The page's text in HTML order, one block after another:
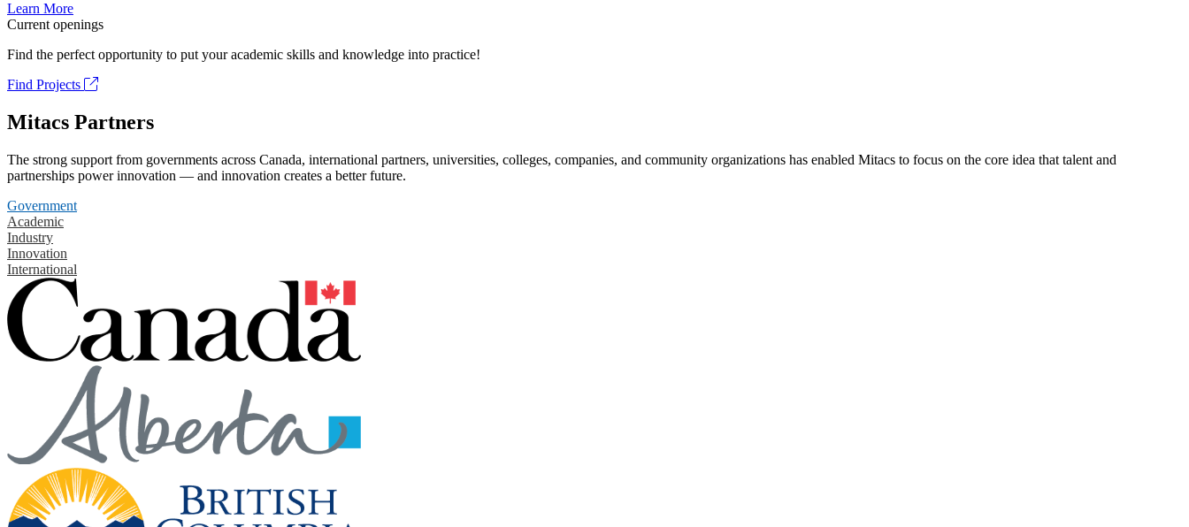
Learn More
Current openings
Find the perfect opportunity to put your academic skills and knowledge into practice!
Find Projects
Mitacs Partners
The strong support from governments across Canada, international partners, universities, colleges, companies, and community organizations has enabled Mitacs to focus on the core idea that talent and
partnerships power innovation — and innovation creates a better future.
Government
Academic
Industry
Innovation
International